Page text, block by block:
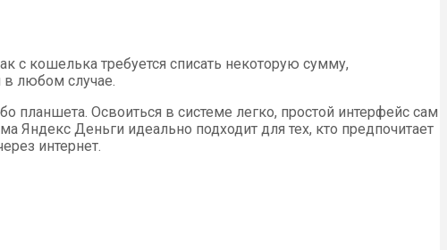
с кошелька требуется списать некоторую сумму,
любом случае.
Освоиться в системе легко, простой интерфейс сам
Яндекс Деньги идеально подходит для тех, кто предпочитает
интернет.